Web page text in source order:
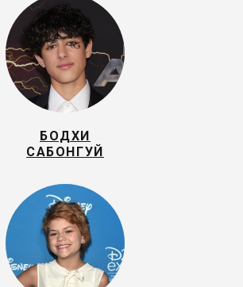
БОДХИ
САБОНГУЙ